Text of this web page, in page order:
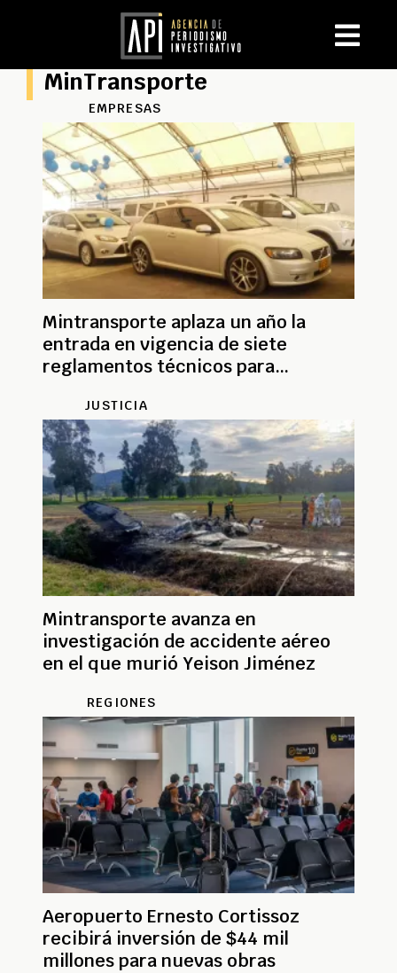
MinTransporte
EMPRESAS
Mintransporte aplaza un año la
entrada en vigencia de siete
reglamentos técnicos para
JUSTICIA
Mintransporte avanza en
investigación de accidente aéreo
en el que murió Yeison Jiménez
REGIONES
Aeropuerto Ernesto Cortissoz
recibirá inversión de $44 mil
millones para nuevas obras